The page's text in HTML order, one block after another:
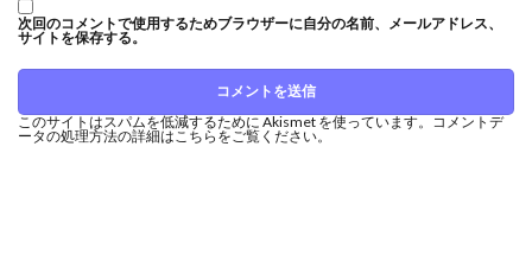
次回のコメントで使用するためブラウザーに自分の名前、メールアドレス、
サイトを保存する。
このサイトはスパムを低減するために Akismet を使っています。コメントデ
ータの処理方法の詳細はこちらをご覧ください。